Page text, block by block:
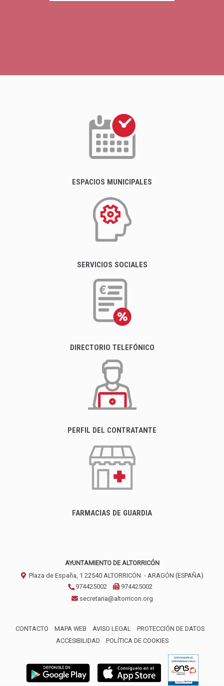
ESPACIOS MUNICIPALES
SERVICIOS SOCIALES
DIRECTORIO TELEFÓNICO
PERFIL DEL CONTRATANTE
FARMACIAS DE GUARDIA
AYUNTAMIENTO DE ALTORRICÓN
Plaza de España, 1 22540 ALTORRICÓN - ARAGÓN (ESPAÑA)
974425002
974425002
secretaria@altorricon.org
CONTACTO MAPA WEB AVISO LEGAL
PROTECCIÓN DE DATOS
ACCESIBILIDAD
POLÍTICA DE COOKIES